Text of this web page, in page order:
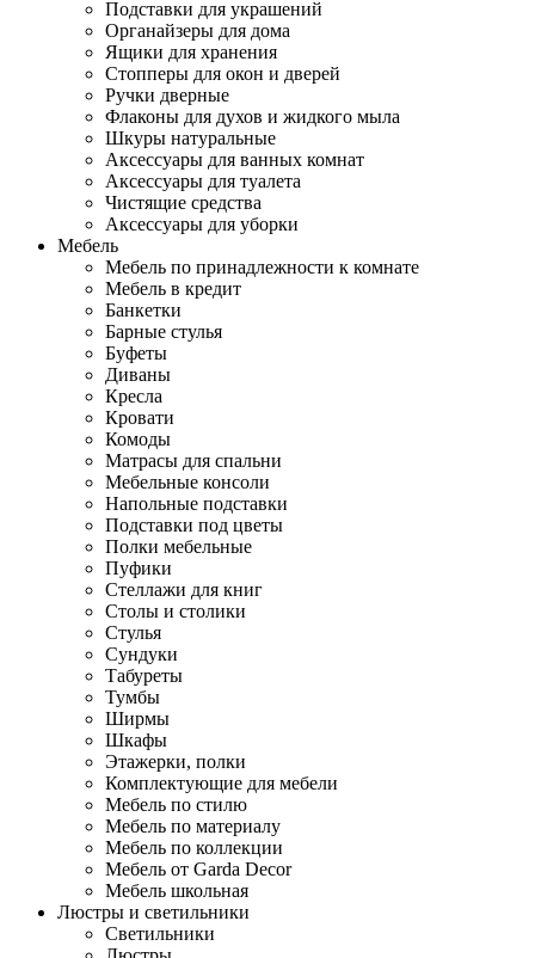
Подставки для украшений
Органайзеры для дома
Ящики для хранения
Стопперы для окон и дверей
Ручки дверные
Флаконы для духов и жидкого мыла
Шкуры натуральные
Аксессуары для ванных комнат
Аксессуары для туалета
Чистящие средства
Аксессуары для уборки
Мебель
Мебель по принадлежности к комнате
Мебель в кредит
Банкетки
Барные стулья
Буфеты
Диваны
Кресла
Кровати
Комоды
Матрасы для спальни
Мебельные консоли
Напольные подставки
Подставки под цветы
Полки мебельные
Пуфики
Стеллажи для книг
Столы и столики
Стулья
Сундуки
Табуреты
Тумбы
Ширмы
Шкафы
Этажерки, полки
Комплектующие для мебели
Мебель по стилю
Мебель по материалу
Мебель по коллекции
Мебель от Garda Decor
Мебель школьная
Люстры и светильники
Светильники